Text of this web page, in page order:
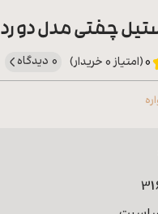
چفتی مدل دو
0(امتیاز 0 خریدار) 0 دیدگاه